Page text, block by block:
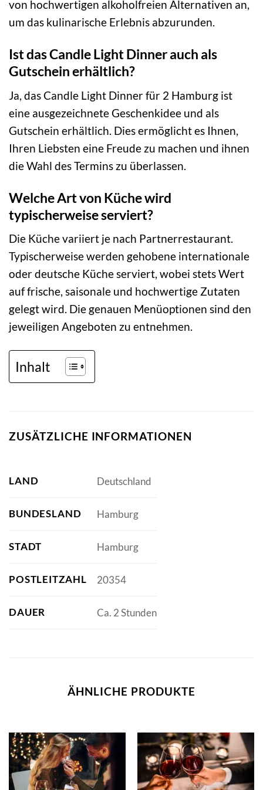
von hochwertigen alkoholfreien Alternativen an,
um das kulinarische Erlebnis abzurunden.
Ist das Candle Light Dinner auch als
Gutschein erhältlich?
Ja, das Candle Light Dinner für 2 Hamburg ist
eine ausgezeichnete Geschenkidee und als
Gutschein erhältlich. Dies ermöglicht es Ihnen,
Ihren Liebsten eine Freude zu machen und ihnen
die Wahl des Termins zu überlassen.
Welche Art von Küche wird
typischerweise serviert?
Die Küche variiert je nach Partnerrestaurant.
Typischerweise werden gehobene internationale
oder deutsche Küche serviert, wobei stets Wert
auf frische, saisonale und hochwertige Zutaten
gelegt wird. Die genauen Menüoptionen sind den
jeweiligen Angeboten zu entnehmen.
Inhalt
ZUSÄTZLICHE INFORMATIONEN
LAND Deutschland
BUNDESLAND Hamburg
STADT Hamburg
POSTLEITZAHL 20354
DAUER Ca. 2 Stunden
ÄHNLICHE PRODUKTE